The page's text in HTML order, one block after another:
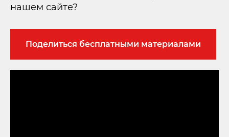
нашем сайте?
Поделиться бесплатными материалами